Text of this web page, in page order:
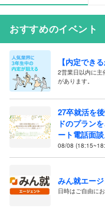
おすすめのイベント
【内定でき
2営業日以内に主
があります。
27卒就活を
ドのプラン
ート電話面談
08/08
みん就エー
日時はご自由に